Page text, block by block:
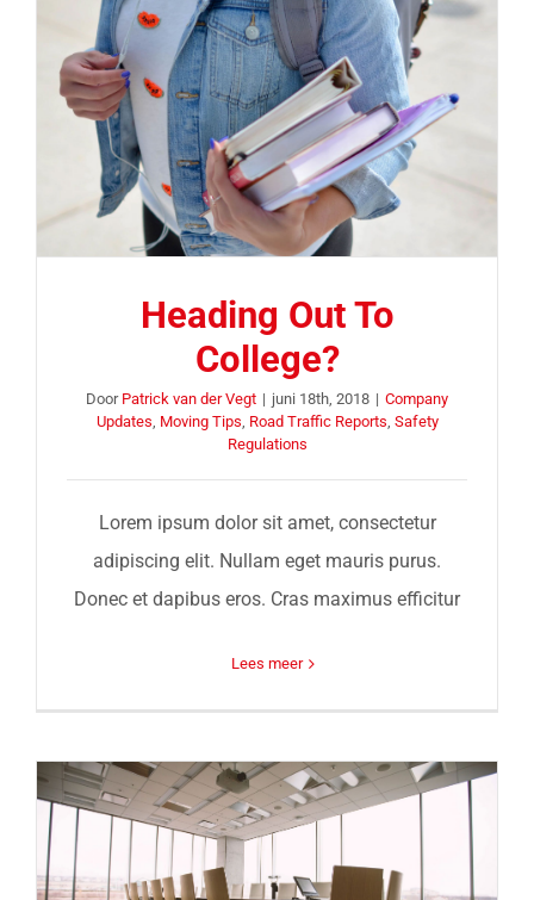
Heading Out To
College?
Door Patrick van der Vegt | juni 18th, 2018 | Company
Updates, Moving Tips, Road Traffic Reports, Safety
Regulations
Lorem ipsum dolor sit amet, consectetur
adipiscing elit. Nullam eget mauris purus.
Donec et dapibus eros. Cras maximus efficitur
Lees meer